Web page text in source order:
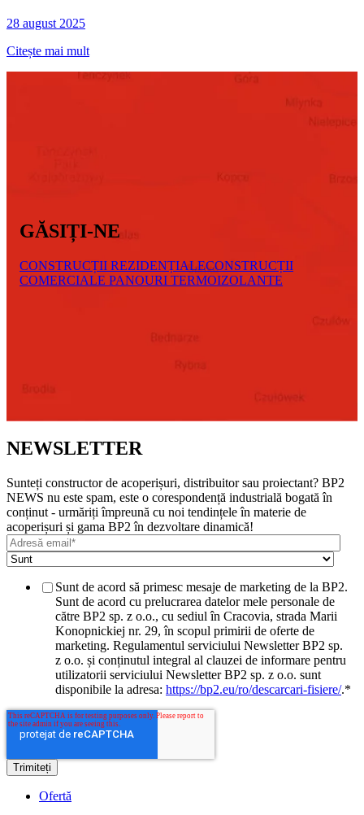
28 august 2025
Citește mai mult
GĂSIȚI-NE
CONSTRUCȚII REZIDENȚIALECONSTRUCȚII
COMERCIALE PANOURI TERMOIZOLANTE
NEWSLETTER
Sunteți constructor de acoperișuri, distribuitor sau proiectant? BP2
NEWS nu este spam, este o corespondență industrială bogată în
conținut - urmăriți împreună cu noi tendințele în materie de
acoperișuri și gama BP2 în dezvoltare dinamică!
Sunt de acord să primesc mesaje de marketing de la BP2.
Sunt de acord cu prelucrarea datelor mele personale de
către BP2 sp. z o.o., cu sediul în Cracovia, strada Marii
Konopnickiej nr. 29, în scopul primirii de oferte de
marketing. Regulamentul serviciului Newsletter BP2 sp.
z o.o. și conținutul integral al clauzei de informare pentru
utilizatorii serviciului Newsletter BP2 sp. z o.o. sunt
disponibile la adresa: https://bp2.eu/ro/descarcari-fisiere/.*
Ofertă